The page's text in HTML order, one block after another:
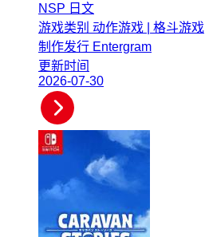
NSP 日文
游戏类别 动作游戏 | 格斗游戏
制作发行 Entergram
更新时间
2026-07-30